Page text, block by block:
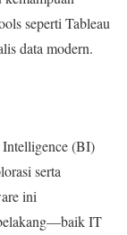
seperti Tableau
data modern.
Intelligence (BI)
serta
ini
IT